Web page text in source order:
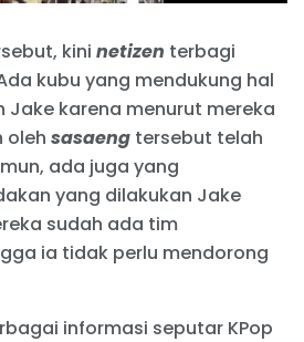
kini netizen terbagi
kubu yang mendukung hal
Jake karena menurut mereka
oleh sasaeng tersebut telah
ada juga yang
yang dilakukan Jake
sudah ada tim
ia tidak perlu mendorong
informasi seputar KPop